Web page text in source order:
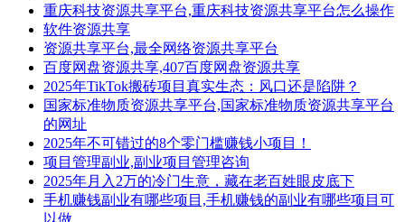
重庆科技资源共享平台,重庆科技资源共享平台怎么操作
软件资源共享
资源共享平台,最全网络资源共享平台
百度网盘资源共享,407百度网盘资源共享
2025年TikTok搬砖项目真实生态：风口还是陷阱？
国家标准物质资源共享平台,国家标准物质资源共享平台
的网址
2025年不可错过的8个零门槛赚钱小项目！
项目管理副业,副业项目管理咨询
2025年月入2万的冷门生意，藏在老百姓眼皮底下
手机赚钱副业有哪些项目,手机赚钱的副业有哪些项目可
以做